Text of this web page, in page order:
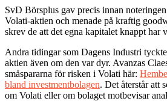
SvD Börsplus gav precis innan
Volati-aktien och menade på kraftig
skrev de att det egna kapitalet knappt har
Andra tidingar som Dagens Industri
aktien även om den var dyr. Avanzas
småspararna för risken i Volati här:
bland investmentbolagen. Det återstår att
om Volati eller om bolaget motbevisar